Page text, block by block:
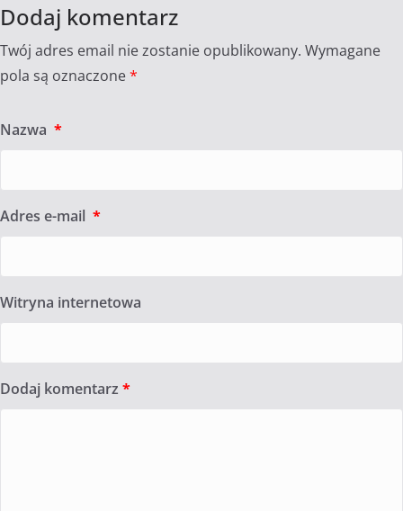
galaktyki
[FILM]
Dodaj komentarz
Twój adres email nie zostanie opublikowany. Wymagane
pola są oznaczone*
Nazwa *
Adres e-mail *
Witryna internetowa
Dodaj komentarz *